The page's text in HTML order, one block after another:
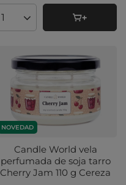
Cantidad de productos
NOVEDAD
Candle World vela
perfumada de soja tarro
Cherry Jam 110 g Cereza